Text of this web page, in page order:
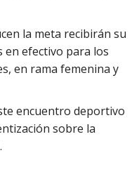
la meta recibirán su
en efectivo para los
en rama femenina y
encuentro deportivo
sobre la